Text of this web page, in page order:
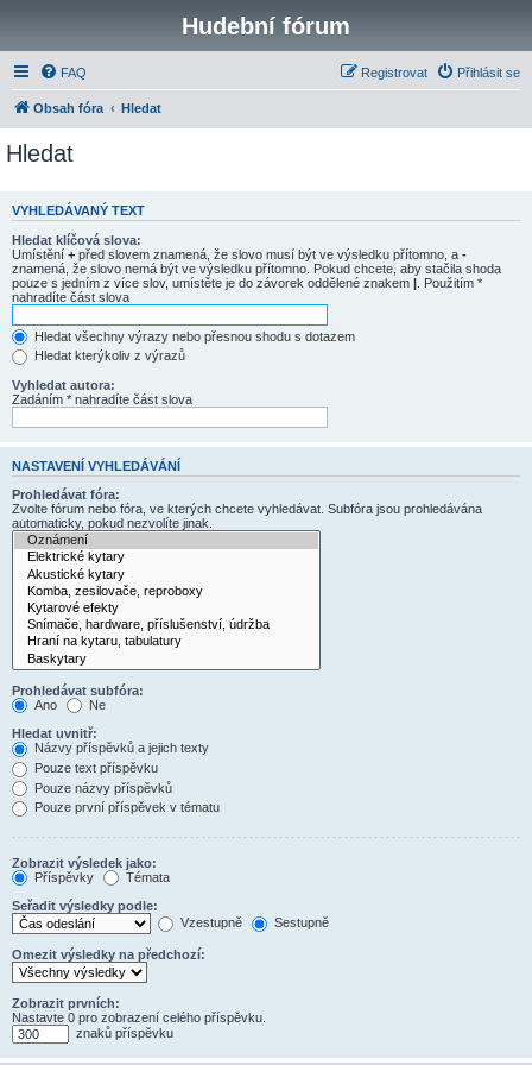
Hudební fórum
FAQ Přihlásit se
Registrovat
Obsah fóra Hledat
Hledat
VYHLEDÁVANÝ TEXT
Hledat klíčová slova:
Umístění + před slovem znamená, že slovo musí být ve výsledku přítomno, a -
znamená, že slovo nemá být ve výsledku přítomno. Pokud chcete, aby stačila shoda
pouze s jedním z více slov, umístěte je do závorek oddělené znakem | . Použitím *
nahradíte část slova
Hledat všechny výrazy nebo přesnou shodu s dotazem
Hledat kterýkoliv z výrazů
Vyhledat autora:
Zadáním * nahradíte část slova
NASTAVENÍ VYHLEDÁVÁNÍ
Prohledávat fóra:
Zvolte fórum nebo fóra, ve kterých chcete vyhledávat. Subfóra jsou prohledávána
automaticky, pokud nezvolíte jinak.
Prohledávat subfóra:
Ano
Ne
Hledat uvnitř:
Názvy příspěvků a jejich texty
Pouze text příspěvku
Pouze názvy příspěvků
Pouze první příspěvek v tématu
Zobrazit výsledek jako:
Příspěvky
Témata
Seřadit výsledky podle:
Vzestupně
Sestupně
Omezit výsledky na předchozí:
Zobrazit prvních:
Nastavte 0 pro zobrazení celého příspěvku.
znaků příspěvku